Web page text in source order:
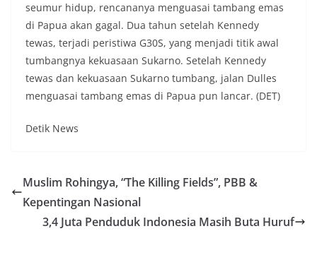
seumur hidup, rencananya menguasai tambang emas
di Papua akan gagal. Dua tahun setelah Kennedy
tewas, terjadi peristiwa G30S, yang menjadi titik awal
tumbangnya kekuasaan Sukarno. Setelah Kennedy
tewas dan kekuasaan Sukarno tumbang, jalan Dulles
menguasai tambang emas di Papua pun lancar. (DET)
Detik News
Muslim Rohingya, “The Killing Fields”, PBB &
Kepentingan Nasional
3,4 Juta Penduduk Indonesia Masih Buta Huruf